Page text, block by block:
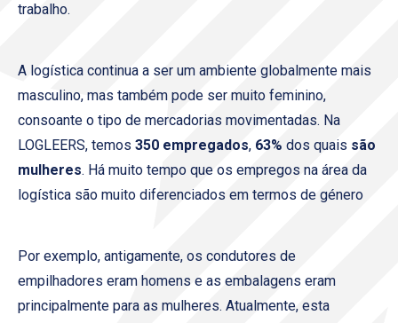
trabalho.
A logística continua a ser um ambiente globalmente mais
masculino, mas também pode ser muito feminino,
consoante o tipo de mercadorias movimentadas. Na
LOGLEERS, temos 350 empregados, 63% dos quais são
mulheres. Há muito tempo que os empregos na área da
logística são muito diferenciados em termos de género
Por exemplo, antigamente, os condutores de
empilhadores eram homens e as embalagens eram
principalmente para as mulheres. Atualmente, esta